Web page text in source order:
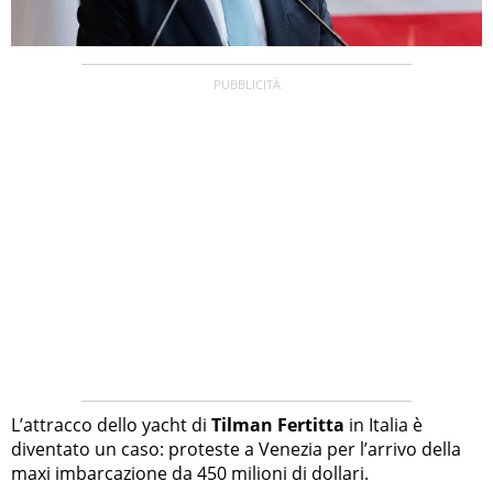
L’attracco dello yacht di Tilman Fertitta in Italia è
diventato un caso: proteste a Venezia per l’arrivo della
maxi imbarcazione da 450 milioni di dollari.